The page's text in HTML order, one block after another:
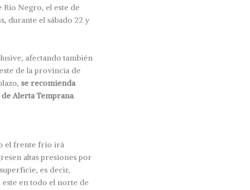
Río Negro, el este de
durante el sábado 22 y
afectando también
de la provincia de
se recomienda
Alerta Temprana.
el frente frío irá
altas presiones por
es decir,
en todo el norte de